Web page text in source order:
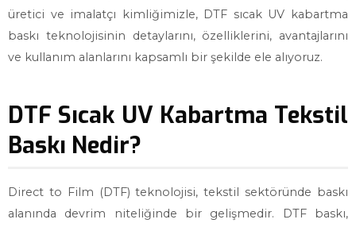
üretici ve imalatçı kimliğimizle, DTF sıcak UV kabartma
baskı teknolojisinin detaylarını, özelliklerini, avantajlarını
ve kullanım alanlarını kapsamlı bir şekilde ele alıyoruz.
DTF Sıcak UV Kabartma Tekstil
Baskı Nedir?
Direct to Film (DTF) teknolojisi, tekstil sektöründe baskı
alanında devrim niteliğinde bir gelişmedir. DTF baskı,